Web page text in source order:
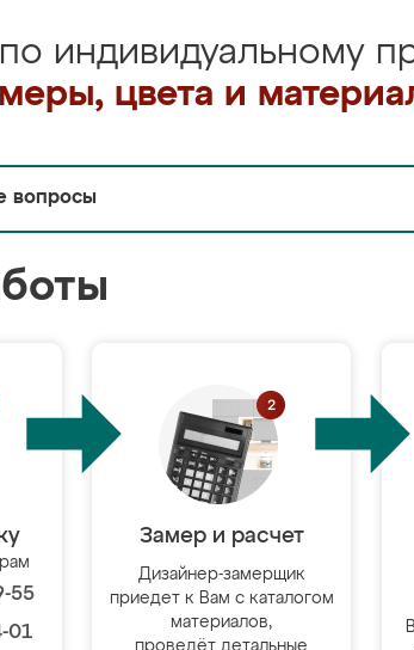
индивидуальному
цвета и
вопросы
55
01
Замер и расчет
Дизайнер-замерщик
приедет к Вам с каталогом
материалов,
проведёт детальные